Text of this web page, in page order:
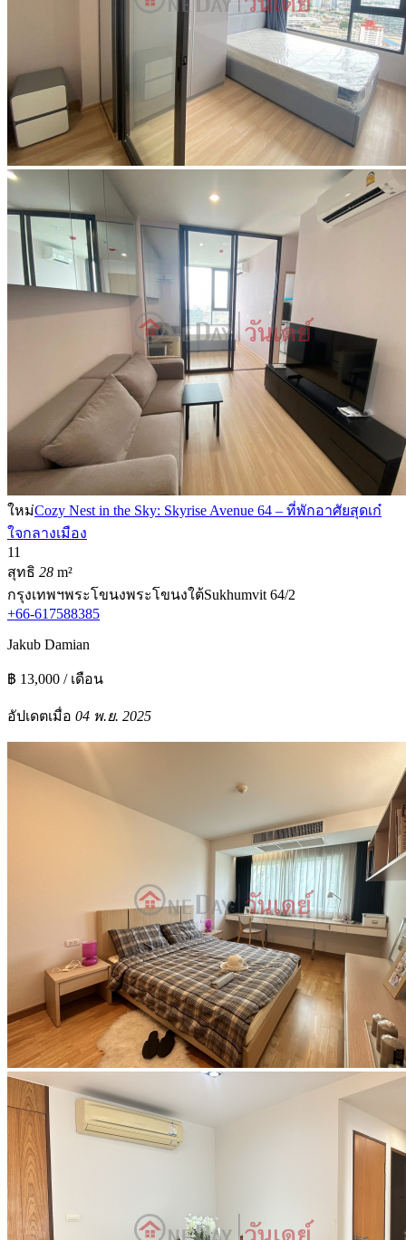
ใหม่Cozy Nest in the Sky: Skyrise Avenue 64 – ที่พักอาศัยสุดเก๋
ใจกลางเมือง
11
สุทธิ 28 m²
กรุงเทพฯพระโขนงพระโขนงใต้Sukhumvit 64/2
+66-617588385
Jakub Damian
฿ 13,000 / เดือน
อัปเดตเมื่อ 04 พ.ย. 2025